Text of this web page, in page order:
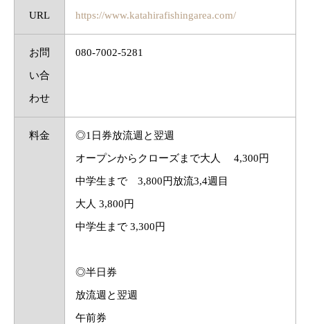
URL https://www.katahirafishingarea.com/
お問
い合
わせ
080-7002-5281
料金 ◎1日券放流週と翌週
オープンからクローズまで大人 4,300円
中学生まで 3,800円放流3,4週目
大人 3,800円
中学生まで 3,300円
◎半日券
放流週と翌週
午前券